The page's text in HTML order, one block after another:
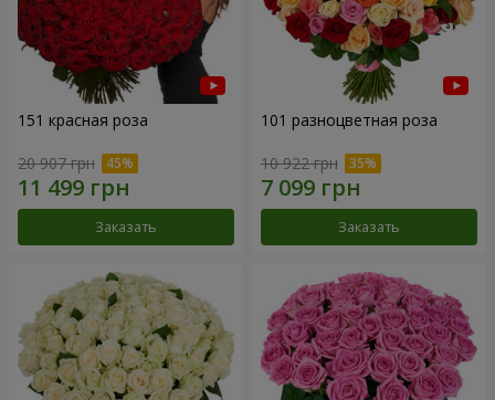
151 красная роза
20 907 грн
Заказать
101 разноцветная роза
10 922 грн
Заказать